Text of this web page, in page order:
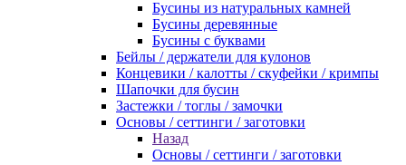
Бусины из натуральных камней
Бусины деревянные
Бусины с буквами
Бейлы / держатели для кулонов
Концевики / калотты / скуфейки / кримпы
Шапочки для бусин
Застежки / тоглы / замочки
Основы / сеттинги / заготовки
Назад
Основы / сеттинги / заготовки